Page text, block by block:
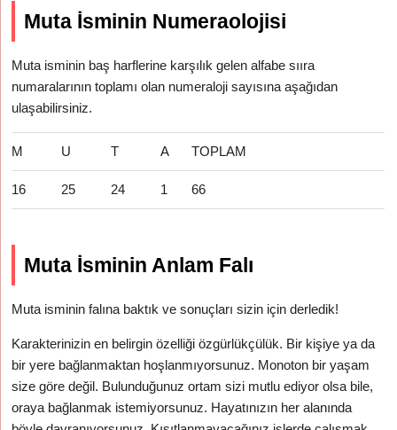
Muta İsminin Numeraolojisi
Muta isminin baş harflerine karşılık gelen alfabe sııra
numaralarının toplamı olan numeraloji sayısına aşağıdan
ulaşabilirsiniz.
M U T A TOPLAM
16 25 24 1 66
Muta İsminin Anlam Falı
Muta isminin falına baktık ve sonuçları sizin için derledik!
Karakterinizin en belirgin özelliği özgürlükçülük. Bir kişiye ya da
bir yere bağlanmaktan hoşlanmıyorsunuz. Monoton bir yaşam
size göre değil. Bulunduğunuz ortam sizi mutlu ediyor olsa bile,
oraya bağlanmak istemiyorsunuz. Hayatınızın her alanında